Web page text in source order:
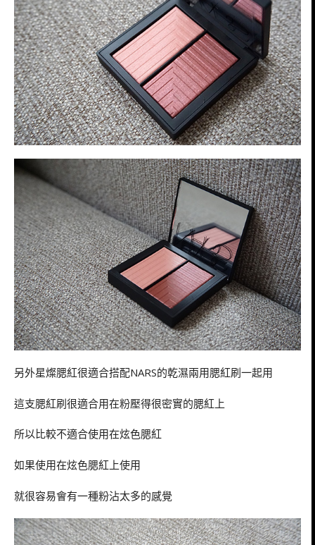
另外星燦腮紅很適合搭配NARS的乾濕兩用腮紅刷一起用
這支腮紅刷很適合用在粉壓得很密實的腮紅上
所以比較不適合使用在炫色腮紅
如果使用在炫色腮紅上使用
就很容易會有一種粉沾太多的感覺